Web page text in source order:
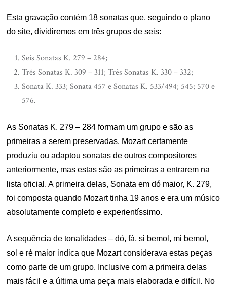
Esta gravação contém 18 sonatas que, seguindo o plano
do site, dividiremos em três grupos de seis:
Seis Sonatas K. 279 – 284;
Três Sonatas K. 309 – 311; Três Sonatas K. 330 – 332;
Sonata K. 333; Sonata 457 e Sonatas K. 533/494; 545; 570 e
576.
As Sonatas K. 279 – 284 formam um grupo e são as
primeiras a serem preservadas. Mozart certamente
produziu ou adaptou sonatas de outros compositores
anteriormente, mas estas são as primeiras a entrarem na
lista oficial. A primeira delas, Sonata em dó maior, K. 279,
foi composta quando Mozart tinha 19 anos e era um músico
absolutamente completo e experientíssimo.
A sequência de tonalidades – dó, fá, si bemol, mi bemol,
sol e ré maior indica que Mozart considerava estas peças
como parte de um grupo. Inclusive com a primeira delas
mais fácil e a última uma peça mais elaborada e difícil. No